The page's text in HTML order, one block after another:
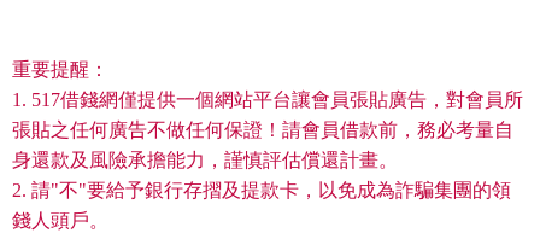
重要提醒：
1. 517借錢網僅提供一個網站平台讓會員張貼廣告，對會員所
張貼之任何廣告不做任何保證！請會員借款前，務必考量自
身還款及風險承擔能力，謹慎評估償還計畫。
2. 請"不"要給予銀行存摺及提款卡，以免成為詐騙集團的領
錢人頭戶。